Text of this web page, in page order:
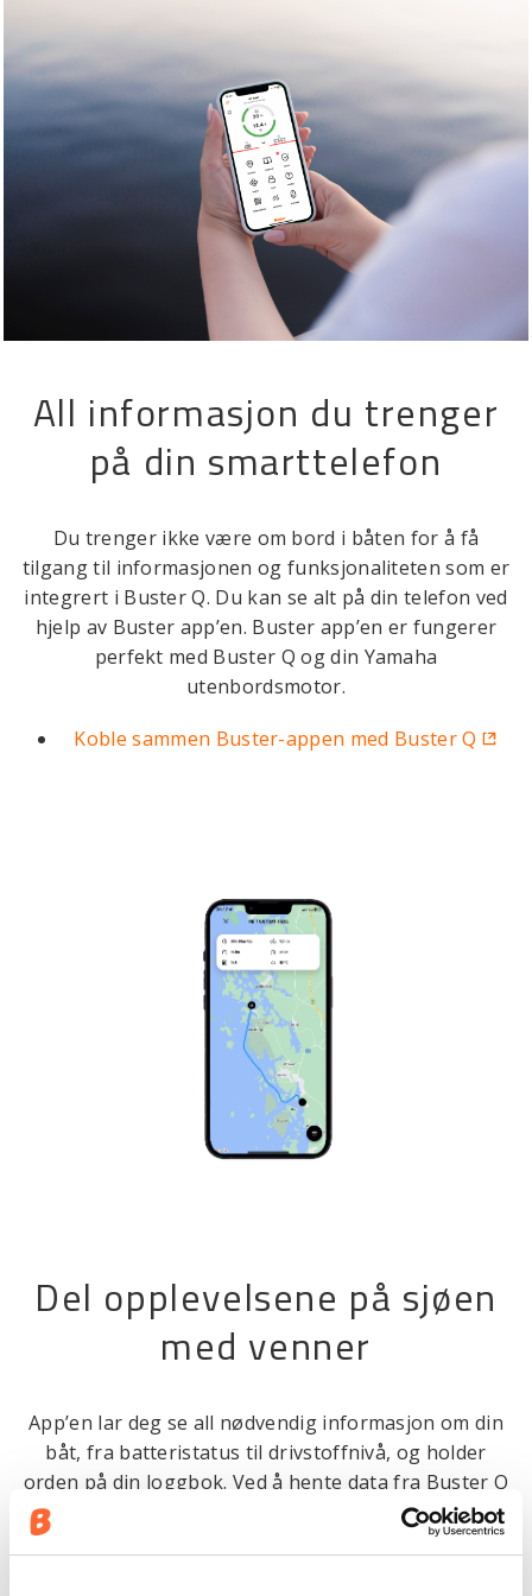
All informasjon du trenger
på din smarttelefon
Du trenger ikke være om bord i båten for å få
tilgang til informasjonen og funksjonaliteten som er
integrert i Buster Q. Du kan se alt på din telefon ved
hjelp av Buster app’en. Buster app’en er fungerer
perfekt med Buster Q og din Yamaha
utenbordsmotor.
Koble sammen Buster-appen med Buster Q
Del opplevelsene på sjøen
med venner
App’en lar deg se all nødvendig informasjon om din
båt, fra batteristatus til drivstoffnivå, og holder
orden på din loggbok. Ved å hente data fra Buster Q
kan se dine ruter og enkelt dele disse sammen med
bilder du har tatt på turen, direkte gjennom app’en.